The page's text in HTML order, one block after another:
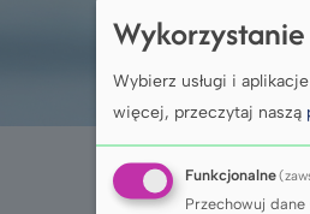
Wybierz usługi i
więcej, przeczytaj naszą
Funkcjonalne
Przechowuj